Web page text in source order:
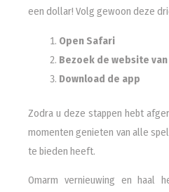
een dollar! Volg gewoon deze
Open Safari
Bezoek de website van
Download de app
Zodra u deze stappen hebt
momenten genieten van alle
te bieden heeft.
Omarm vernieuwing en haal